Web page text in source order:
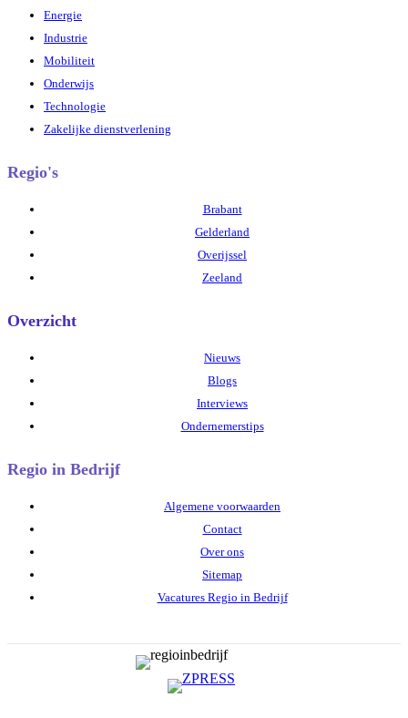
Energie
Industrie
Mobiliteit
Onderwijs
Technologie
Zakelijke dienstverlening
Regio's
Brabant
Gelderland
Overijssel
Zeeland
Overzicht
Nieuws
Blogs
Interviews
Ondernemerstips
Regio in Bedrijf
Algemene voorwaarden
Contact
Over ons
Sitemap
Vacatures Regio in Bedrijf